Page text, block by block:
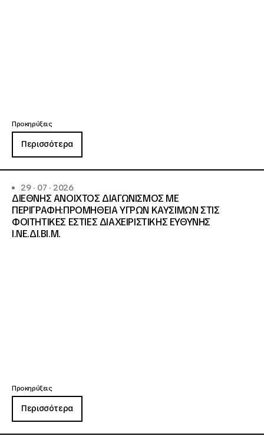
Προκηρύξεις
Περισσότερα
29 · 07 · 2026
ΔΙΕΘΝΗΣ ΑΝΟΙΧΤΟΣ ΔΙΑΓΩΝΙΣΜΟΣ ΜΕ
ΠΕΡΙΓΡΑΦΗ:ΠΡΟΜΗΘΕΙΑ ΥΓΡΩΝ ΚΑΥΣΙΜΩΝ ΣΤΙΣ
ΦΟΙΤΗΤΙΚΕΣ ΕΣΤΙΕΣ ΔΙΑΧΕΙΡΙΣΤΙΚΗΣ ΕΥΘΥΝΗΣ
Ι.ΝΕ.ΔΙ.ΒΙ.Μ.
Προκηρύξεις
Περισσότερα